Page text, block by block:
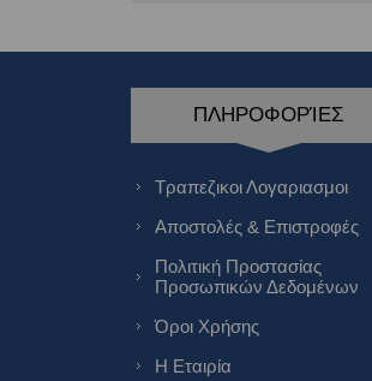
ΠΛΗΡΟΦΟΡΊΕΣ
Τραπεζικοι Λογαριασμοι
Αποστολές & Επιστροφές
Πολιτική Προστασίας
Προσωπικών Δεδομένων
Όροι Χρήσης
Η Εταιρία